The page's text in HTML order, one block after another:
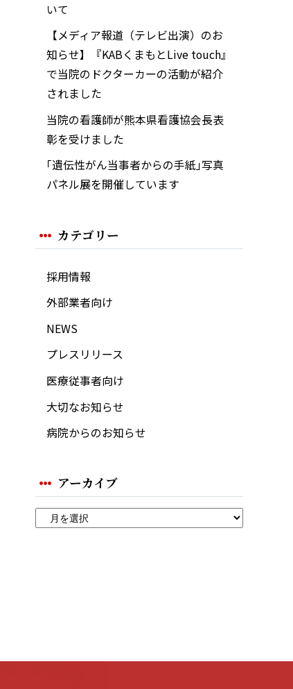
いて
【メディア報道（テレビ出演）のお
知らせ】『KABくまもとLive touch』
で当院のドクターカーの活動が紹介
されました
当院の看護師が熊本県看護協会長表
彰を受けました
｢遺伝性がん当事者からの手紙｣写真
パネル展を開催しています
カテゴリー
採用情報
外部業者向け
NEWS
プレスリリース
医療従事者向け
大切なお知らせ
病院からのお知らせ
アーカイブ